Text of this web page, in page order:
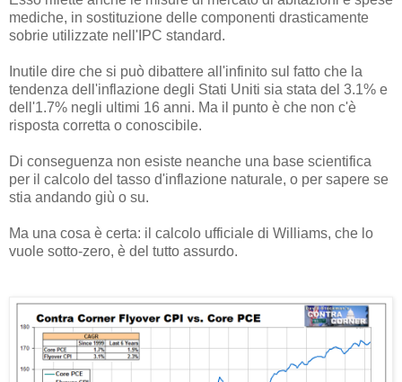
mediche, in sostituzione delle componenti drasticamente
sobrie utilizzate nell'IPC standard.
Inutile dire che si può dibattere all'infinito sul fatto che la
tendenza dell'inflazione degli Stati Uniti sia stata del 3.1% e
dell'1.7% negli ultimi 16 anni. Ma il punto è che non c'è
risposta corretta o conoscibile.
Di conseguenza non esiste neanche una base scientifica
per il calcolo del tasso d'inflazione naturale, o per sapere se
stia andando giù o su.
Ma una cosa è certa: il calcolo ufficiale di Williams, che lo
vuole sotto-zero, è del tutto assurdo.